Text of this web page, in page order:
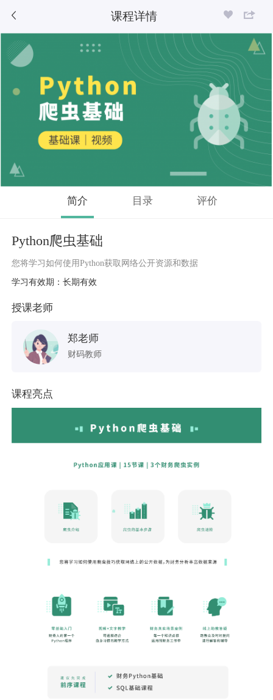
课程详情
简介 目录 评价
Python爬虫基础
您将学习如何使用Python获取网络公开资源和数据
学习有效期：长期有效
授课老师
郑老师
财码教师
课程亮点